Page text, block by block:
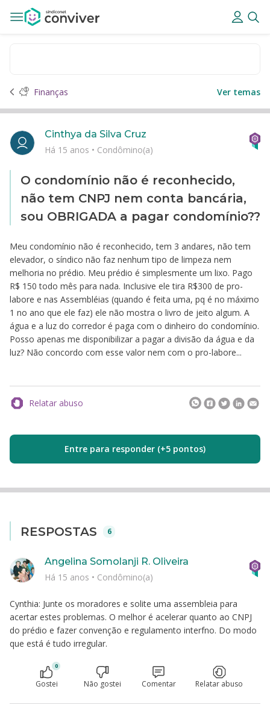
Finanças Ver temas
O condomínio não é reconhecido,
não tem CNPJ nem conta bancária,
sou OBRIGADA a pagar condomínio??
Meu condomínio não é reconhecido, tem 3 andares, não tem
elevador, o síndico não faz nenhum tipo de limpeza nem
melhoria no prédio. Meu prédio é simplesmente um lixo. Pago
R$ 150 todo mês para nada. Inclusive ele tira R$300 de pro-
labore e nas Assembléias (quando é feita uma, pq é no máximo
1 no ano que ele faz) ele não mostra o livro de jeito algum. A
água e a luz do corredor é paga com o dinheiro do condomínio.
Posso apenas me disponibilizar a pagar a divisão da água e da
luz? Não concordo com esse valor nem com o pro-labore...
Cinthya da Silva Cruz
Há 15 anos • Condômino(a)
Relatar abuso
Entre para responder (+5 pontos)
RESPOSTAS 6
Cynthia: Junte os moradores e solite uma assembleia para
acertar estes problemas. O melhor é acelerar quanto ao CNPJ
do prédio e fazer convenção e regulamento interfno. Do modo
que está é tudo irregular.
Angelina Somolanji R. Oliveira
Há 15 anos • Condômino(a)
0
Gostei Não gostei Comentar Relatar abuso